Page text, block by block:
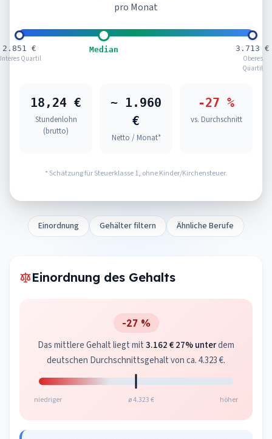
pro Monat
2.851 €
Quartil
Median
3.713 €
Oberes
Quartil
18,24 €
Stundenlohn
(brutto)
~ 1.960
€
Netto / Monat*
-27 %
vs. Durchschnitt
* Schätzung für Steuerklasse 1, ohne Kinder/Kirchensteuer.
Einordnung Gehälter filtern Ähnliche Berufe
Einordnung des Gehalts
-27 %
Das mittlere Gehalt liegt mit3.162 €27% unterdem
deutschen Durchschnittsgehalt von ca. 4.323 €.
niedriger ø 4.323 € höher